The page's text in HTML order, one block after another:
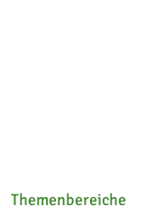
Themenbereiche